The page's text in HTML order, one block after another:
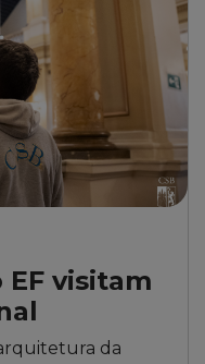
EF visitam
da